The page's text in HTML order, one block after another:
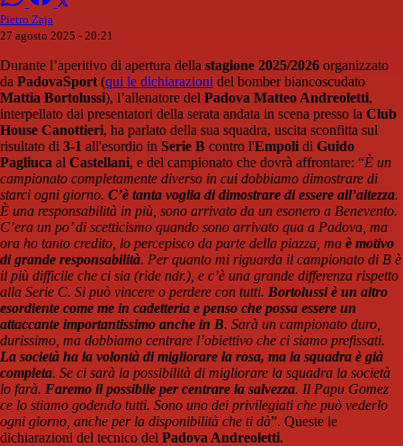
Pietro Zaja
27 agosto 2025 - 20:21
Durante l’aperitivo di apertura della stagione 2025/2026 organizzato
da PadovaSport (qui le dichiarazioni del bomber biancoscudato
Mattia Bortolussi), l’allenatore del Padova Matteo Andreoletti,
interpellato dai presentatori della serata andata in scena presso la Club
House Canottieri, ha parlato della sua squadra, uscita sconfitta sul
risultato di 3-1 all'esordio in Serie B contro l'Empoli di Guido
Pagliuca al Castellani, e del campionato che dovrà affrontare: “È un
campionato completamente diverso in cui dobbiamo dimostrare di
starci ogni giorno. C’è tanta voglia di dimostrare di essere all’altezza.
È una responsabilità in più, sono arrivato da un esonero a Benevento.
C’era un po’ di scetticismo quando sono arrivato qua a Padova, ma
ora ho tanto credito, lo percepisco da parte della piazza, ma è motivo
di grande responsabilità. Per quanto mi riguarda il campionato di B è
il più difficile che ci sia (ride ndr.), e c’è una grande differenza rispetto
alla Serie C. Si può vincere o perdere con tutti. Bortolussi è un altro
esordiente come me in cadetteria e penso che possa essere un
attaccante importantissimo anche in B. Sarà un campionato duro,
durissimo, ma dobbiamo centrare l’obiettivo che ci siamo prefissati.
La società ha la volontà di migliorare la rosa, ma la squadra è già
completa. Se ci sarà la possibilità di migliorare la squadra la società
lo farà. Faremo il possibile per centrare la salvezza. Il Papu Gomez
ce lo stiamo godendo tutti. Sono uno dei privilegiati che può vederlo
ogni giorno, anche per la disponibilità che ti dà”. Queste le
dichiarazioni del tecnico del Padova Andreoletti.